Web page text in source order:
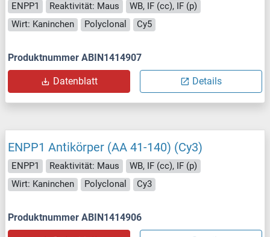
ENPP1 Reaktivität: Maus
WB, IF (cc), IF (p)
Wirt: Kaninchen
Polyclonal Cy5
Produktnummer ABIN1414907
Datenblatt Details
ENPP1 Antikörper (AA 41-140) (Cy3)
ENPP1 Reaktivität: Maus
WB, IF (cc), IF (p)
Wirt: Kaninchen
Polyclonal Cy3
Produktnummer ABIN1414906